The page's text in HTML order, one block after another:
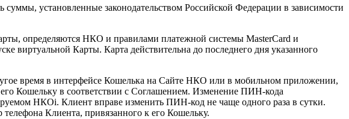
установленные законодательством Российской Федерации в зависимости
определяются НКО и правилами платежной системы MasterCard и
виртуальной Карты. Карта действительна до последнего дня указанного
время в интерфейсе Кошелька на Сайте НКО или в мобильном приложении,
Кошельку в соответствии с Соглашением. Изменение ПИН-кода
НКОi. Клиент вправе изменить ПИН-код не чаще одного раза в сутки.
Клиента, привязанного к его Кошельку.